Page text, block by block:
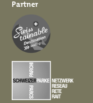
Partner